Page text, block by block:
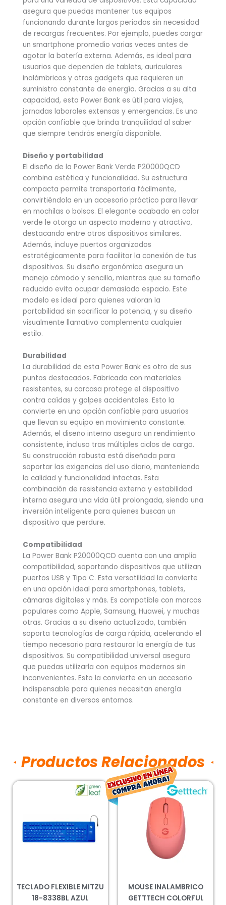
asegura que puedas mantener tus equipos
funcionando durante largos periodos sin necesidad
de recargas frecuentes. Por ejemplo, puedes cargar
un smartphone promedio varias veces antes de
agotar la batería externa. Además, es ideal para
usuarios que dependen de tablets, auriculares
inalámbricos y otros gadgets que requieren un
suministro constante de energía. Gracias a su alta
capacidad, esta Power Bank es útil para viajes,
jornadas laborales extensas y emergencias. Es una
opción confiable que brinda tranquilidad al saber
que siempre tendrás energía disponible.
Diseño y portabilidad
El diseño de la Power Bank Verde P20000QCD
combina estética y funcionalidad. Su estructura
compacta permite transportarla fácilmente,
convirtiéndola en un accesorio práctico para llevar
en mochilas o bolsos. El elegante acabado en color
verde le otorga un aspecto moderno y atractivo,
destacando entre otros dispositivos similares.
Además, incluye puertos organizados
estratégicamente para facilitar la conexión de tus
dispositivos. Su diseño ergonómico asegura un
manejo cómodo y sencillo, mientras que su tamaño
reducido evita ocupar demasiado espacio. Este
modelo es ideal para quienes valoran la
portabilidad sin sacrificar la potencia, y su diseño
visualmente llamativo complementa cualquier
estilo.
Durabilidad
La durabilidad de esta Power Bank es otro de sus
puntos destacados. Fabricada con materiales
resistentes, su carcasa protege el dispositivo
contra caídas y golpes accidentales. Esto la
convierte en una opción confiable para usuarios
que llevan su equipo en movimiento constante.
Además, el diseño interno asegura un rendimiento
consistente, incluso tras múltiples ciclos de carga.
Su construcción robusta está diseñada para
soportar las exigencias del uso diario, manteniendo
la calidad y funcionalidad intactas. Esta
combinación de resistencia externa y estabilidad
interna asegura una vida útil prolongada, siendo una
inversión inteligente para quienes buscan un
dispositivo que perdure.
Compatibilidad
La Power Bank P20000QCD cuenta con una amplia
compatibilidad, soportando dispositivos que utilizan
puertos USB y Tipo C. Esta versatilidad la convierte
en una opción ideal para smartphones, tablets,
cámaras digitales y más. Es compatible con marcas
populares como Apple, Samsung, Huawei, y muchas
otras. Gracias a su diseño actualizado, también
soporta tecnologías de carga rápida, acelerando el
tiempo necesario para restaurar la energía de tus
dispositivos. Su compatibilidad universal asegura
que puedas utilizarla con equipos modernos sin
inconvenientes. Esto la convierte en un accesorio
indispensable para quienes necesitan energía
constante en diversos entornos.
Productos Relacionados
TECLADO FLEXIBLE MITZU
18-8338BL AZUL
MOUSE INALAMBRICO
GETTTECH COLORFUL
El
precio
original
era:
$187.00.
El